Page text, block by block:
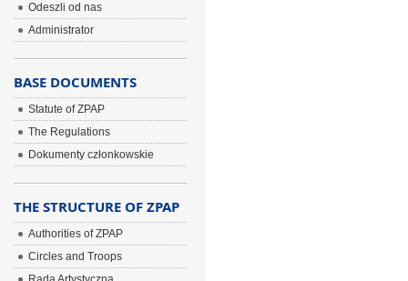
Odeszli od nas
Administrator
BASE DOCUMENTS
Statute of ZPAP
The Regulations
Dokumenty członkowskie
THE STRUCTURE OF ZPAP
Authorities of ZPAP
Circles and Troops